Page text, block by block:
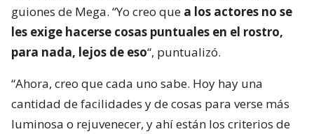
guiones de Mega. “Yo creo que a los actores no se
les exige hacerse cosas puntuales en el rostro,
para nada, lejos de eso“, puntualizó.
“Ahora, creo que cada uno sabe. Hoy hay una
cantidad de facilidades y de cosas para verse más
luminosa o rejuvenecer, y ahí están los criterios de